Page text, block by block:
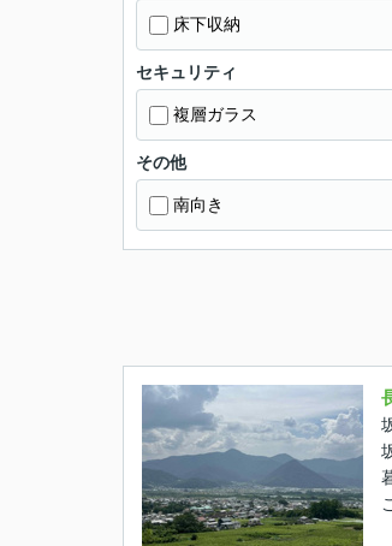
床下収納
セキュリティ
複層ガラス
その他
南向き